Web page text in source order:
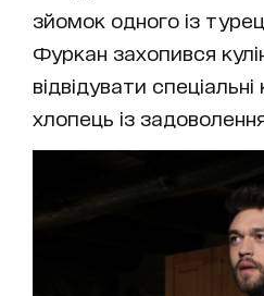
зйомок одного із
Фуркан захопився
відвідувати
хлопець із